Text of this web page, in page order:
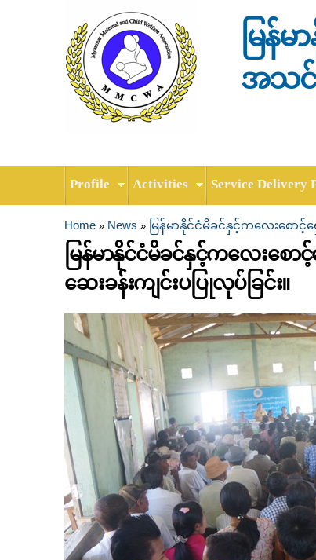
မြန်
အသင်
Profile Activities Service Delivery
You are here
Home » News » မြန်မာနိုင်ငံမိခင်နှင့်ကလေးစောင့်
မြန်မာနိုင်ငံမိခင်နှင့်ကလေးစေ
ဆေးခန်းကျင်းပပြုလုပ်ခြင်း။